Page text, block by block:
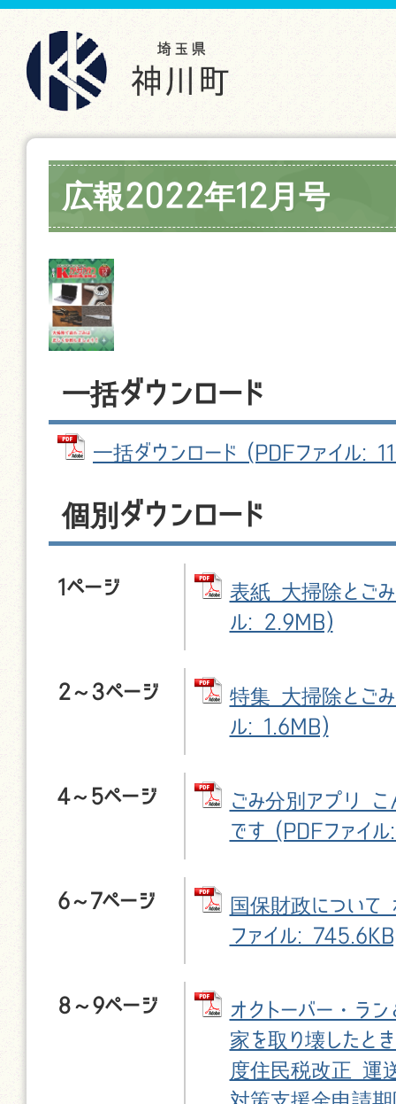
広報2022年12月号
一括ダウンロード
一括ダウンロード (PDFファイル:
個別ダウンロード
1ページ
表紙 大掃除とご
ル: 2.9MB)
2～3ページ
特集 大掃除とご
ル: 1.6MB)
4～5ページ
ごみ分別アプリ こ
です (PDFファイ
6～7ページ
国保財政について
ファイル:
8～9ページ
オクトーバー・ラ
家を取り壊したと
度住民税改正 運
対策支援金申請期